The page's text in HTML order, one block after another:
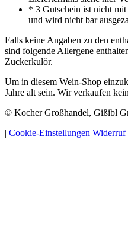
* 3 Gutschein ist nicht
und wird nicht bar
Falls keine Angaben zu den
sind folgende Allergene
Zuckerkulör.
Um in diesem Wein-Shop
Jahre alt sein. Wir verkaufen
© Kocher Großhandel, Gißibl
| Cookie-Einstellungen Widerruf